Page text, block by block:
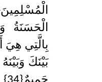
الْحَسَنَةُ
بِالَّتِي هِيَ
بَيْنَكَ